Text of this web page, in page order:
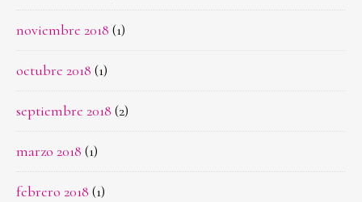
noviembre 2018 (1)
octubre 2018 (1)
septiembre 2018 (2)
marzo 2018 (1)
febrero 2018 (1)